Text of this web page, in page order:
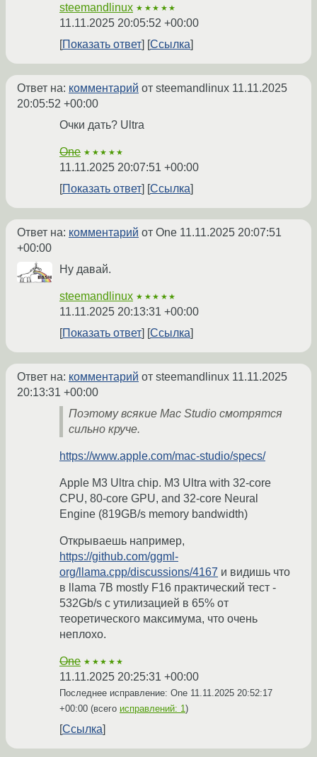
steemandlinux ★★★★★
11.11.2025 20:05:52 +00:00
Показать ответ
Ссылка
Ответ на: комментарий от steemandlinux 11.11.2025
20:05:52 +00:00
Очки дать? Ultra
One ★★★★★
11.11.2025 20:07:51 +00:00
Показать ответ
Ссылка
Ответ на: комментарий от One 11.11.2025 20:07:51
+00:00
Ну давай.
steemandlinux ★★★★★
11.11.2025 20:13:31 +00:00
Показать ответ
Ссылка
Ответ на: комментарий от steemandlinux 11.11.2025
20:13:31 +00:00
Поэтому всякие Mac Studio смотрятся
сильно круче.
https://www.apple.com/mac-studio/specs/
Apple M3 Ultra chip. M3 Ultra with 32‑core
CPU, 80‑core GPU, and 32‑core Neural
Engine (819GB/s memory bandwidth)
Открываешь например,
https://github.com/ggml-
org/llama.cpp/discussions/4167 и видишь что
в llama 7B mostly F16 практический тест -
532Gb/s с утилизацией в 65% от
теоретического максимума, что очень
неплохо.
One ★★★★★
11.11.2025 20:25:31 +00:00
Последнее исправление: One 11.11.2025 20:52:17
+00:00 (всего исправлений: 1)
Ссылка